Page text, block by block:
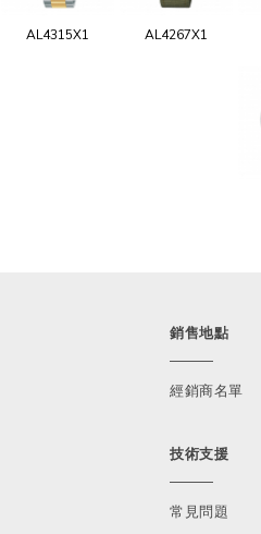
AL4315X1 AL4267X1
銷售地點
經銷商名單
技術支援
常見問題